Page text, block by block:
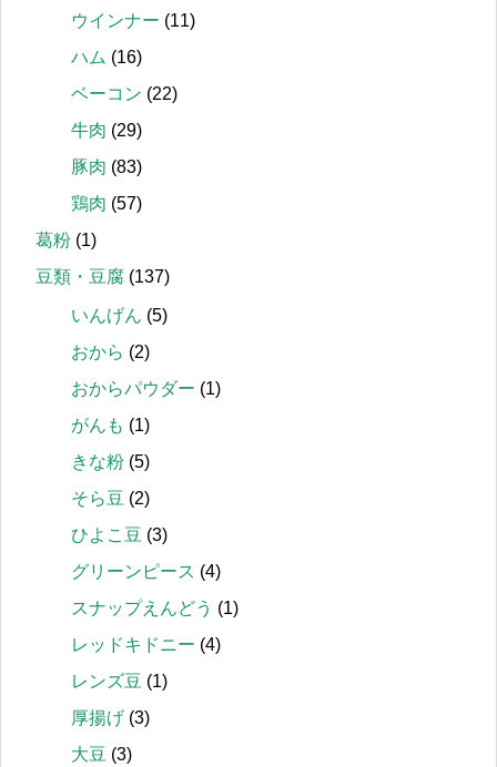
ウインナー (11)
ハム (16)
ベーコン (22)
牛肉 (29)
豚肉 (83)
鶏肉 (57)
葛粉 (1)
豆類・豆腐 (137)
いんげん (5)
おから (2)
おからパウダー (1)
がんも (1)
きな粉 (5)
そら豆 (2)
ひよこ豆 (3)
グリーンピース (4)
スナップえんどう (1)
レッドキドニー (4)
レンズ豆 (1)
厚揚げ (3)
大豆 (3)